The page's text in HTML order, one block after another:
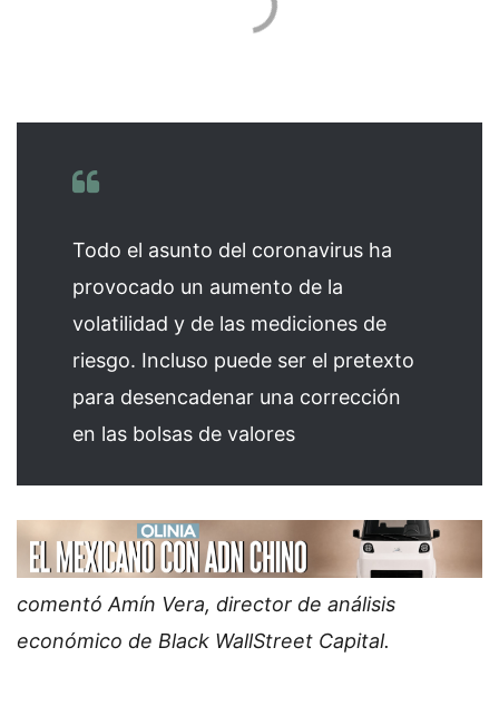
Todo el asunto del coronavirus ha
provocado un aumento de la
volatilidad y de las mediciones de
riesgo. Incluso puede ser el pretexto
para desencadenar una corrección
en las bolsas de valores
comentó Amín Vera, director de análisis
económico de Black WallStreet Capital.